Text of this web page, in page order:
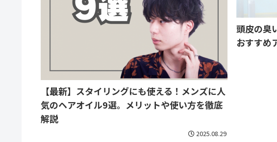
【最新】スタイリングにも使える！メンズに人
気のヘアオイル9選。メリットや使い方を徹底
解説
2025.08.29
頭皮の臭
おすすめ